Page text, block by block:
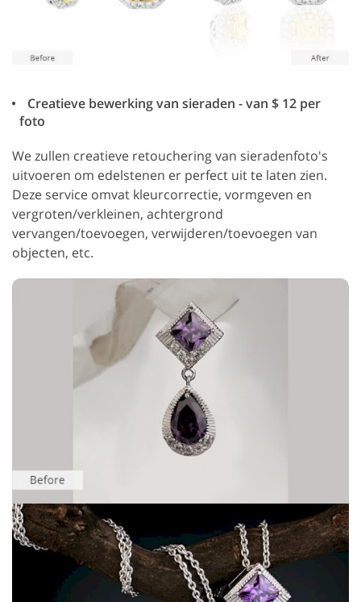
Creatieve bewerking van sieraden - van $ 12 per
foto
We zullen creatieve retouchering van sieradenfoto's
uitvoeren om edelstenen er perfect uit te laten zien.
Deze service omvat kleurcorrectie, vormgeven en
vergroten/verkleinen, achtergrond
vervangen/toevoegen, verwijderen/toevoegen van
objecten, etc.